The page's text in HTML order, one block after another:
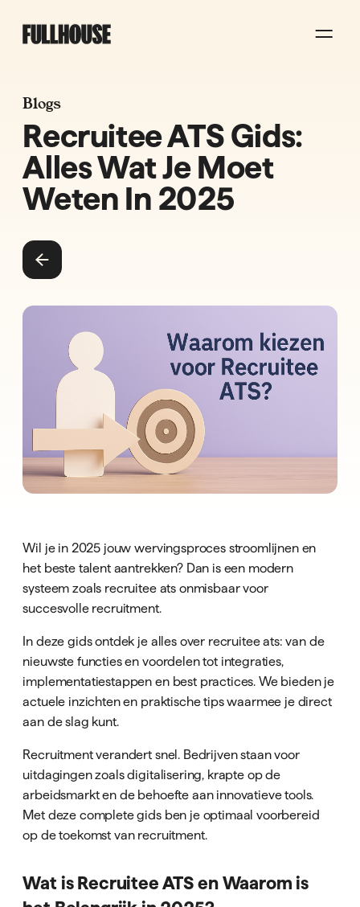
Blogs
Recruitee ATS Gids:
Alles Wat Je Moet
Weten In 2025
Wil je in 2025 jouw wervingsproces stroomlijnen en
het beste talent aantrekken? Dan is een modern
systeem zoals recruitee ats onmisbaar voor
succesvolle recruitment.
In deze gids ontdek je alles over recruitee ats: van de
nieuwste functies en voordelen tot integraties,
implementatiestappen en best practices. We bieden je
actuele inzichten en praktische tips waarmee je direct
aan de slag kunt.
Recruitment verandert snel. Bedrijven staan voor
uitdagingen zoals digitalisering, krapte op de
arbeidsmarkt en de behoefte aan innovatieve tools.
Met deze complete gids ben je optimaal voorbereid
op de toekomst van recruitment.
Wat is Recruitee ATS en Waarom is